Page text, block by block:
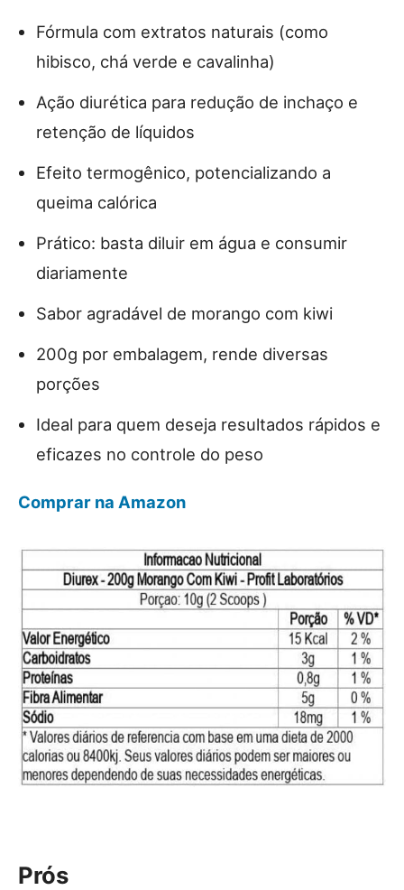
Fórmula com extratos naturais (como
hibisco, chá verde e cavalinha)
Ação diurética para redução de inchaço e
retenção de líquidos
Efeito termogênico, potencializando a
queima calórica
Prático: basta diluir em água e consumir
diariamente
Sabor agradável de morango com kiwi
200g por embalagem, rende diversas
porções
Ideal para quem deseja resultados rápidos e
eficazes no controle do peso
Comprar na Amazon
Prós